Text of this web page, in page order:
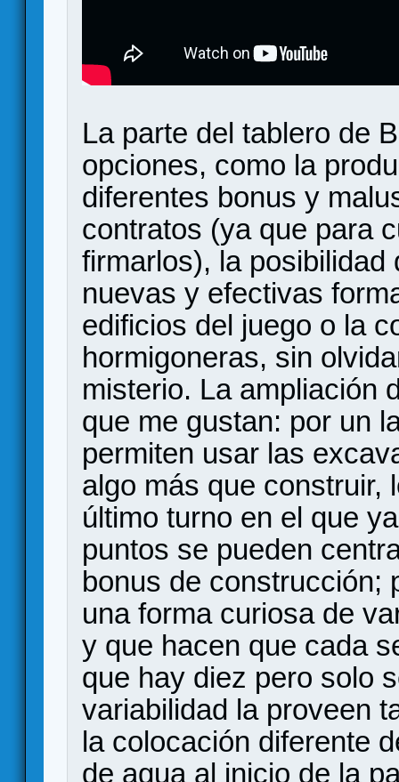
La parte del tablero de
opciones, como la
diferentes bonus y
contratos (ya que para
firmarlos), la posibilidad
nuevas y efectivas
edificios del juego o la
hormigoneras, sin
misterio. La ampliación
que me gustan: por un
permiten usar las
algo más que construir,
último turno en el que
puntos se pueden
bonus de construcción;
una forma curiosa de
y que hacen que cada
que hay diez pero solo
variabilidad la proveen
la colocación diferente
de agua al inicio de la